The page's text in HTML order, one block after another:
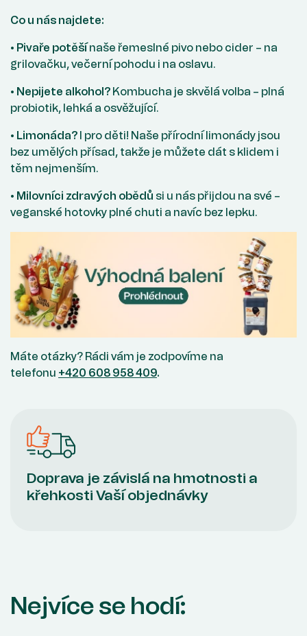
Co u nás najdete:
• Pivaře potěšínaše řemeslné pivo nebo cider – na
grilovačku, večerní pohodu i na oslavu.
• Nepijete alkohol? Kombucha je skvělá volba – plná
probiotik, lehká a osvěžující.
• Limonáda? I pro děti! Naše přírodní limonády jsou
bez umělých přísad, takže je můžete dát s klidem i
těm nejmenším.
• Milovníci zdravých obědů si u nás přijdou na své –
veganské hotovky plné chuti a navíc bez lepku.
Máte otázky? Rádi vám je zodpovíme na
telefonu +420 608 958 409.
Doprava je závislá na hmotnosti a
křehkosti Vaší objednávky
Nejvíce se hodí: